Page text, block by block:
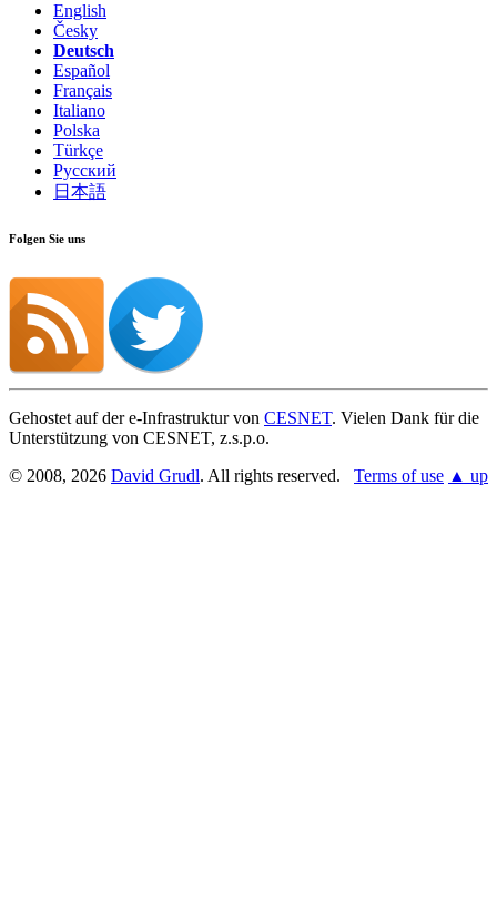
English
Česky
Deutsch
Español
Français
Italiano
Polska
Türkçe
Русский
日本語
Folgen Sie uns
Gehostet auf der e-Infrastruktur von CESNET. Vielen Dank für die
Unterstützung von CESNET, z.s.p.o.
© 2008, 2026 David Grudl. All rights reserved. Terms of use ▲ up